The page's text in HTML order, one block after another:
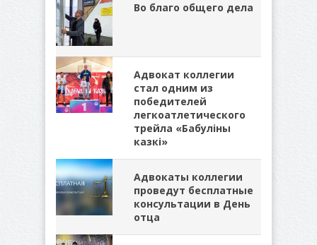
Во благо общего дела
Адвокат коллегии
стал одним из
победителей
легкоатлетического
трейла «Бабуліны
казкі»
Адвокаты коллегии
проведут бесплатные
консультации в День
отца